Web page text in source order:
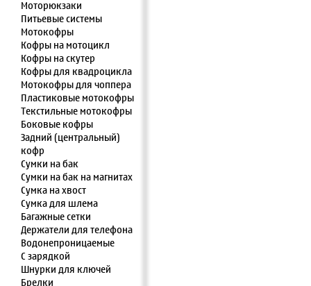
Моторюкзаки
Питьевые системы
Мотокофры
Кофры на мотоцикл
Кофры на скутер
Кофры для квадроцикла
Мотокофры для чоппера
Пластиковые мотокофры
Текстильные мотокофры
Боковые кофры
Задний (центральный)
кофр
Сумки на бак
Сумки на бак на магнитах
Сумка на хвост
Сумка для шлема
Багажные сетки
Держатели для телефона
Водонепроницаемые
С зарядкой
Шнурки для ключей